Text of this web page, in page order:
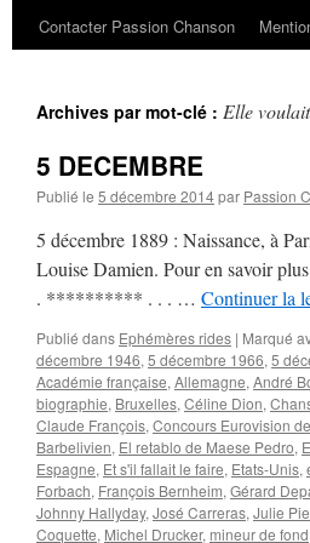
Contacter Passion Chanson
Archives par mot-clé : Elle
5 DECEMBRE
Publié le 5 décembre 2014par Passion
5 décembre 1889 : Naissance, à
Louise Damien. Pour en savoir
. ********** . . . … Continuer la
Publié dans Ephémères rides | Marqué
décembre 1946, 5 décembre 1966, 5
Académie française, Allemagne, André
biographie, Bruxelles, Céline Dion,
Claude François, Concours Eurovision
Barbelivien, El retablo de Maese Pedro,
Espagne, Et s'il fallait le faire, Etats-Unis,
Forbach, François Bernheim, Gérard
Johnny Hallyday, José Carreras, Julie
Coquette, Michel Drucker, mineur de fond